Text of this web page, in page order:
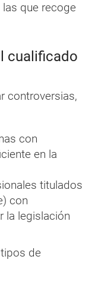
que recoge
cualificado
controversias,
con
en la
titulados
con
la legislación
de